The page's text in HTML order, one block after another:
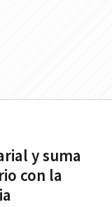
y suma
con la